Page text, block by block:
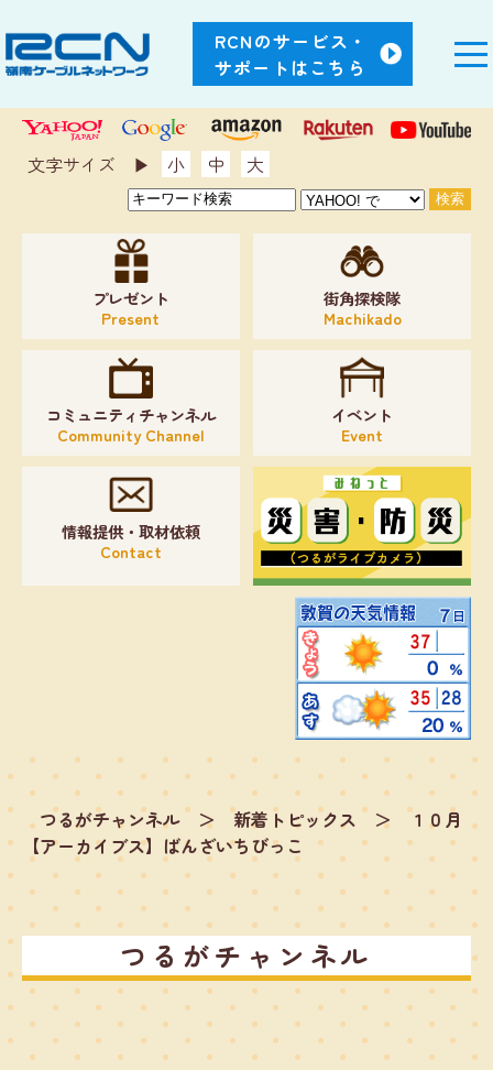
RCNのサービス・
サポートはこちら
文字サイズ ▶︎ 小 中 大
プレゼント
Present
街角探検隊
Machikado
コミュニティチャンネル
Community Channel
イベント
Event
情報提供・取材依頼
Contact
つるがチャンネル ＞ 新着トピックス ＞
１０月
【アーカイブス】ばんざいちびっこ
つるがチャンネル